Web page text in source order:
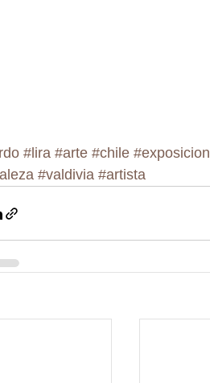
#lira #arte #chile #exposicion
#valdivia #artista